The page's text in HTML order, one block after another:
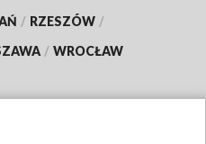
/ RZESZÓW /
/ WROCŁAW